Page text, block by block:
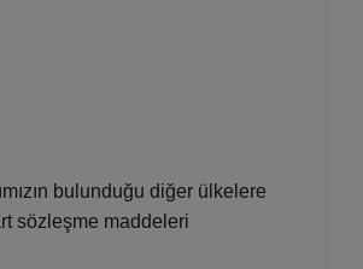
bulunduğu diğer ülkelere
sözleşme maddeleri